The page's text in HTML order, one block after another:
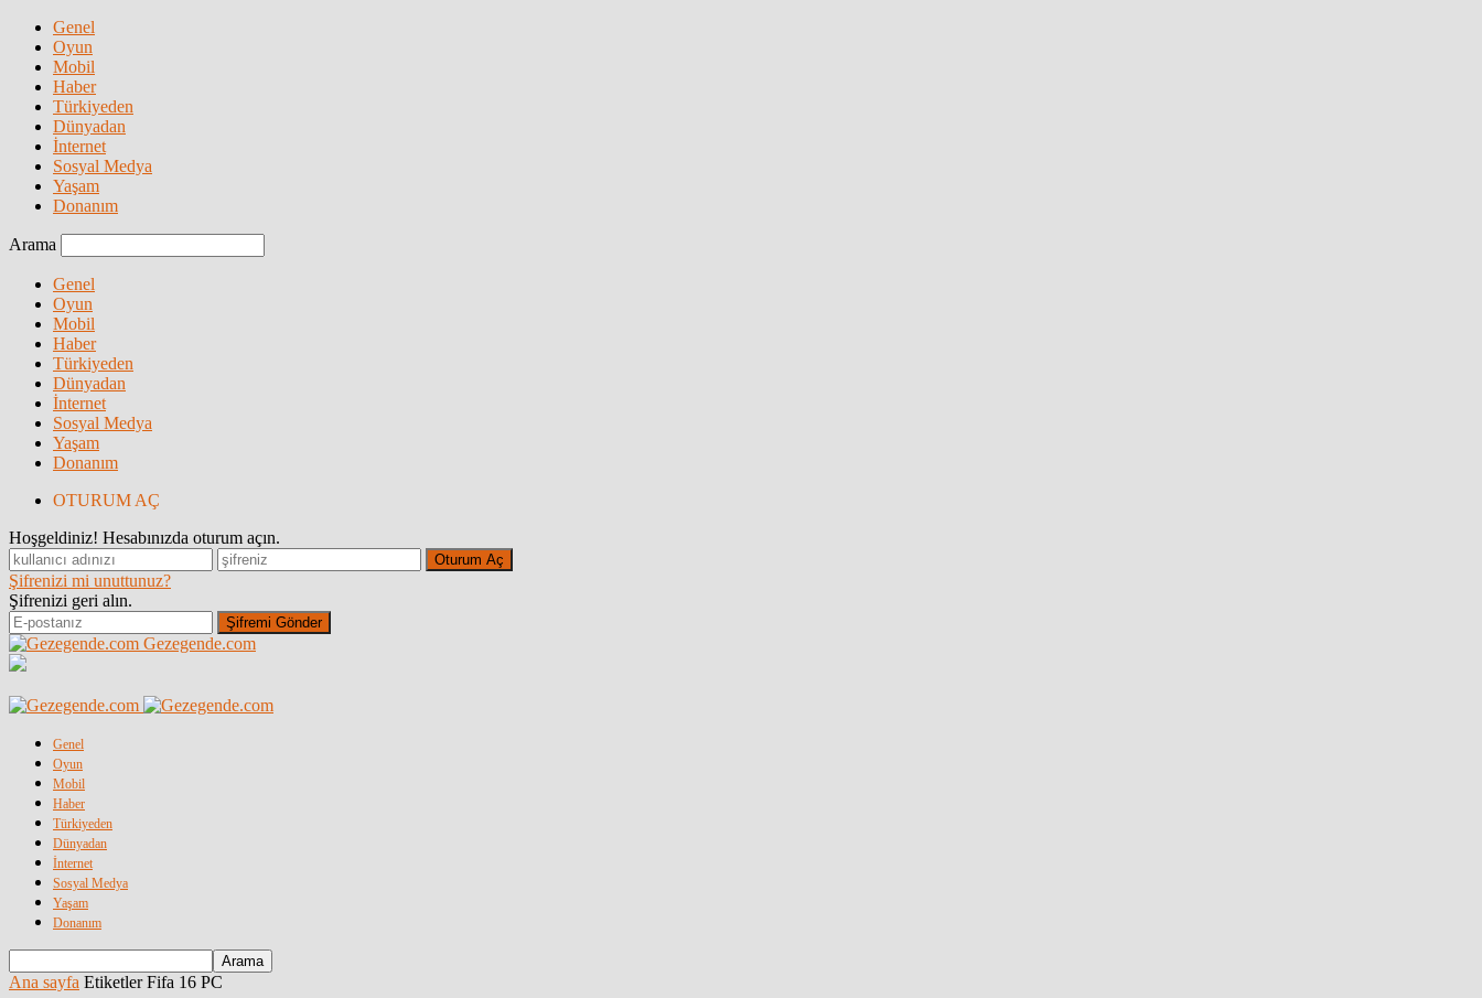
Genel
Oyun
Mobil
Haber
Türkiyeden
Dünyadan
İnternet
Sosyal Medya
Yaşam
Donanım
Arama
Genel
Oyun
Mobil
Haber
Türkiyeden
Dünyadan
İnternet
Sosyal Medya
Yaşam
Donanım
OTURUM AÇ
Hoşgeldiniz! Hesabınızda oturum açın.
Şifrenizi mi unuttunuz?
Şifrenizi geri alın.
Gezegende.com
Genel
Oyun
Mobil
Haber
Türkiyeden
Dünyadan
İnternet
Sosyal Medya
Yaşam
Donanım
Ana sayfa Etiketler Fifa 16 PC